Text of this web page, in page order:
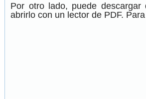
Por otro lado, puede
abrirlo con un lector de PDF.